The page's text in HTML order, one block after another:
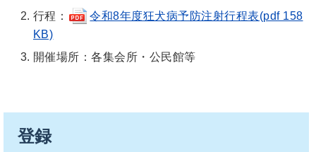
行程：
令和8年度狂犬病予防注射行程表(pdf 158
KB)
開催場所：各集会所・公民館等
登録